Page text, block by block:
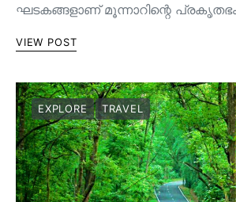
ഘടകങ്ങളാണ് മൂന്നാറിന്റെ
VIEW POST
EXPLORE TRAVEL